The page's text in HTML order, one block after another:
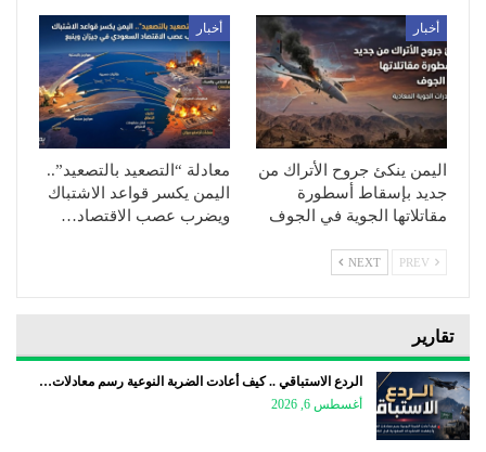
أخبار
اليمن ينكئ جروح الأتراك من
جديد بإسقاط أسطورة
مقاتلاتها الجوية في الجوف
أخبار
معادلة “التصعيد بالتصعيد”..
اليمن يكسر قواعد الاشتباك
ويضرب عصب الاقتصاد…
NEXT
تقارير
الردع الاستباقي .. كيف أعادت الضربة النوعية رسم معادلات…
أغسطس 6, 2026